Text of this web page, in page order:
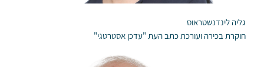
גליה לינדנשטראוס
חוקרת בכירה ועורכת כתב העת "עדכן אסטרטגי"